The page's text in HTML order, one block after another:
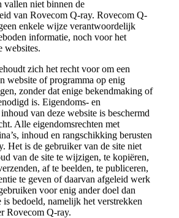
vallen niet binnen de
van Rovecom Q-ray. Rovecom Q-
enkele wijze verantwoordelijk
informatie, noch voor het
websites.
zich het recht voor om een
website of programma op enig
zonder dat enige bekendmaking of
is. Eigendoms- en
van deze website is beschermd
Alle eigendomsrechten met
inhoud en rangschikking berusten
Het is de gebruiker van de site niet
van de site te wijzigen, te kopiëren,
af te beelden, te publiceren,
te geven of daarvan afgeleid werk
voor enig ander doel dan
is bedoeld, namelijk het verstrekken
Rovecom Q-ray.